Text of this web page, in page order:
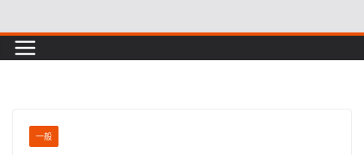
to
content
一般